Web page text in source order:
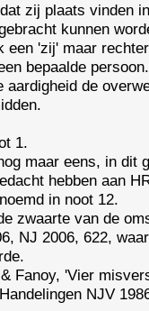
zij plaats vinden
kunnen
een 'zij' maar
bepaalde persoon.
aardigheid de
1.
maar eens, in dit
hebben aan
in noot 12.
zwaarte van de
NJ 2006, 622,
Fanoy, 'Vier
NJV